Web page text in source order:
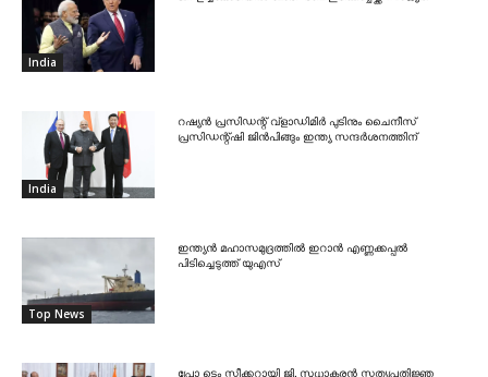
India
India
റഷ്യൻ പ്രസിഡന്റ് വ്‌ളാഡിമിർ പുടിനും ചൈനീസ്
പ്രസിഡന്റ്ഷി ജിൻപിങ്ങും ഇന്ത്യ സന്ദർശനത്തിന്
Top News
ഇന്ത്യൻ മഹാസമുദ്രത്തിൽ ഇറാൻ എണ്ണക്കപ്പൽ
പിടിച്ചെടുത്ത് യുഎസ്